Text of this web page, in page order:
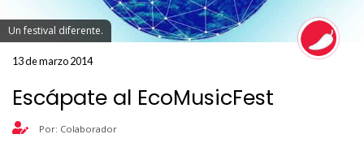
Un festival diferente.
13 de marzo 2014
Escápate al EcoMusicFest
Por: Colaborador